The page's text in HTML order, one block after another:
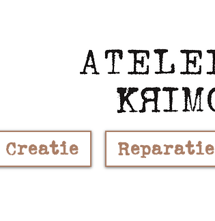
Creatie Reparatie